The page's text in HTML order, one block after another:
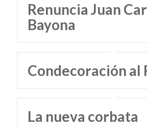
Renuncia Juan
Bayona
Condecoración al
La nueva corbata